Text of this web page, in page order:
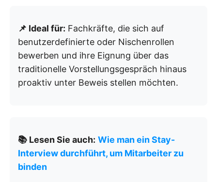
📌 Ideal für: Fachkräfte, die sich auf
benutzerdefinierte oder Nischenrollen
bewerben und ihre Eignung über das
traditionelle Vorstellungsgespräch hinaus
proaktiv unter Beweis stellen möchten.
📚 Lesen Sie auch: Wie man ein Stay-
Interview durchführt, um Mitarbeiter zu
binden